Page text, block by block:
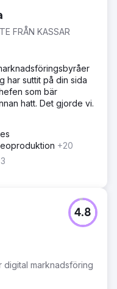
FRÅN KASSAR
har suttit på din sida
som bär
hatt. Det gjorde vi.
+20
marknadsföring
4.8